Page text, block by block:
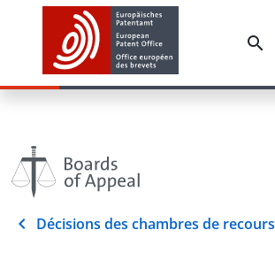
Décisions des chambres de recours